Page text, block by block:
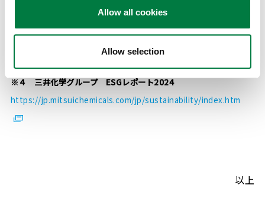
Allow all cookies
Allow selection
るように表現するもの。製品・サービスを用途別に独自の指標で評
価し、環境貢献価値の高いものをBlue Value 製品、QOL向上貢献
価値の高いものをRose Value
製品として認定している。
※４ 三井化学グループ ESGレポート2024
https://jp.mitsuichemicals.com/jp/sustainability/index.htm
以上